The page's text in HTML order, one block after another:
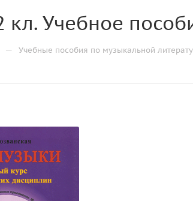
кл. Учебное
— Учебные пособия по музыкальной